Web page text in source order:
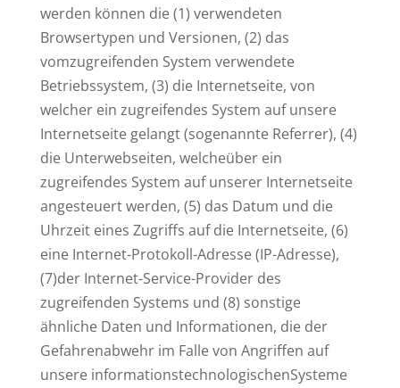
werden können die (1) verwendeten
Browsertypen und Versionen, (2) das
vomzugreifenden System verwendete
Betriebssystem, (3) die Internetseite, von
welcher ein zugreifendes System auf unsere
Internetseite gelangt (sogenannte Referrer), (4)
die Unterwebseiten, welcheüber ein
zugreifendes System auf unserer Internetseite
angesteuert werden, (5) das Datum und die
Uhrzeit eines Zugriffs auf die Internetseite, (6)
eine Internet-Protokoll-Adresse (IP-Adresse),
(7)der Internet-Service-Provider des
zugreifenden Systems und (8) sonstige
ähnliche Daten und Informationen, die der
Gefahrenabwehr im Falle von Angriffen auf
unsere informationstechnologischenSysteme